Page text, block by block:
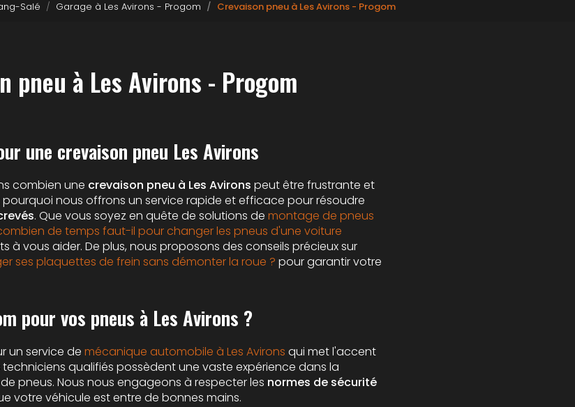
Salé Garage à Les Avirons - Progom Crevaison pneu à Les Avirons - Progom
pneu à Les Avirons - Progom
une crevaison pneu Les Avirons
combien une crevaison pneu à Les Avirons peut être frustrante et
nous offrons un service rapide et efficace pour résoudre
. Que vous soyez en quête de solutions de montage de pneus
de temps faut-il pour changer les pneus d'une voiture
à vous aider. De plus, nous proposons des conseils précieux sur
ses plaquettes de frein sans démonter la roue ? pour garantir votre
pour vos pneus à Les Avirons ?
un service de mécanique automobile à Les Avirons qui met l'accent
techniciens qualifiés possèdent une vaste expérience dans la
pneus. Nous nous engageons à respecter les normes de sécurité
votre véhicule est entre de bonnes mains.